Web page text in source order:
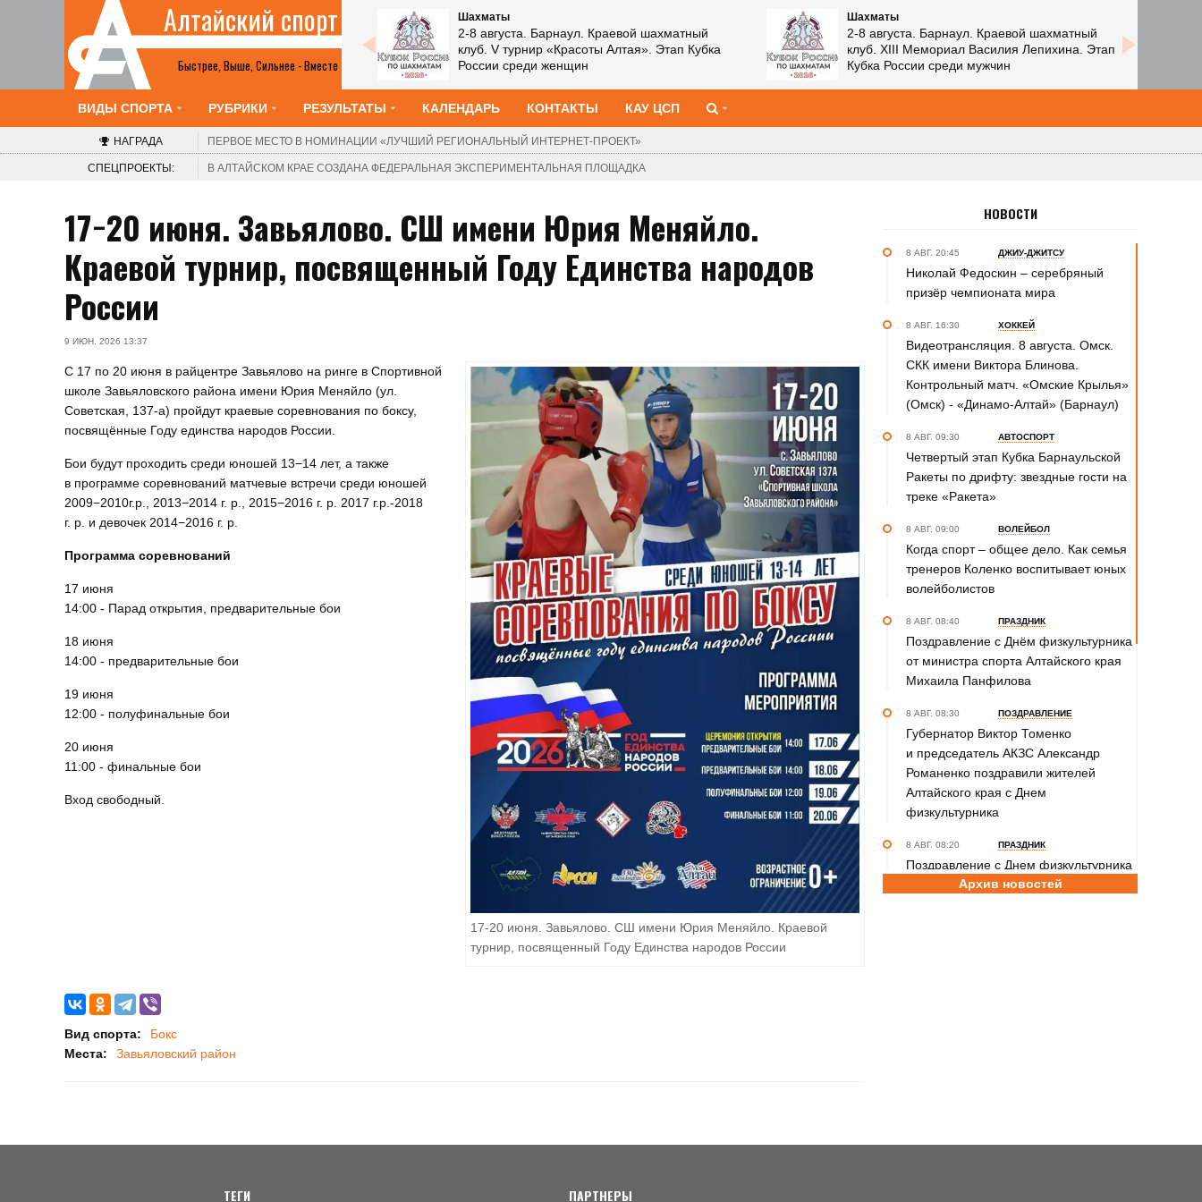
Быстрее, Выше, Сильнее - Вместе
Алтайский спорт
Все анонсы
Шахматы
2-8 августа. Барнаул. Краевой шахматный
клуб. V турнир «Красоты Алтая». Этап Кубка
России среди женщин
Шахматы
2-8 августа. Барнаул. Краевой шахматный
клуб. XIII Мемориал Василия Лепихина. Этап
Кубка России среди мужчин
ВИДЫ СПОРТА РУБРИКИ РЕЗУЛЬТАТЫ КАЛЕНДАРЬ КОНТАКТЫ КАУ ЦСП
НАГРАДА ПЕРВОЕ МЕСТО В НОМИНАЦИИ «ЛУЧШИЙ РЕГИОНАЛЬНЫЙ ИНТЕРНЕТ-ПРОЕКТ»
СПЕЦПРОЕКТЫ: В АЛТАЙСКОМ КРАЕ СОЗДАНА ФЕДЕРАЛЬНАЯ ЭКСПЕРИМЕНТАЛЬНАЯ ПЛОЩАДКА
17−20 июня. Завьялово. СШ имени Юрия Меняйло.
Краевой турнир, посвященный Году Единства народов
России
9 ИЮН. 2026 13:37
17-20 июня. Завьялово. СШ имени Юрия Меняйло. Краевой
турнир, посвященный Году Единства народов России
С 17 по 20 июня в райцентре Завьялово на ринге в Спортивной
школе Завьяловского района имени Юрия Меняйло (ул.
Советская, 137-а) пройдут краевые соревнования по боксу,
посвящённые Году единства народов России.
Бои будут проходить среди юношей 13−14 лет, а также
в программе соревнований матчевые встречи среди юношей
2009−2010г.р., 2013−2014 г. р., 2015−2016 г. р. 2017 г.р.-2018
г. р. и девочек 2014−2016 г. р.
Программа соревнований
17 июня
14:00 - Парад открытия, предварительные бои
18 июня
14:00 - предварительные бои
19 июня
12:00 - полуфинальные бои
20 июня
11:00 - финальные бои
Вход свободный.
Вид спорта:
Бокс
Места:
Завьяловский район
НОВОСТИ
8 АВГ. 20:45 ДЖИУ-ДЖИТСУ
Николай Федоскин – серебряный
призёр чемпионата мира
8 АВГ. 16:30 ХОККЕЙ
Видеотрансляция. 8 августа. Омск.
СКК имени Виктора Блинова.
Контрольный матч. «Омские Крылья»
(Омск) - «Динамо-Алтай» (Барнаул)
8 АВГ. 09:30 АВТОСПОРТ
Четвертый этап Кубка Барнаульской
Ракеты по дрифту: звездные гости на
треке «Ракета»
8 АВГ. 09:00 ВОЛЕЙБОЛ
Когда спорт – общее дело. Как семья
тренеров Коленко воспитывает юных
волейболистов
8 АВГ. 08:40 ПРАЗДНИК
Поздравление с Днём физкультурника
от министра спорта Алтайского края
Михаила Панфилова
8 АВГ. 08:30 ПОЗДРАВЛЕНИЕ
Губернатор Виктор Томенко
и председатель АКЗС Александр
Романенко поздравили жителей
Алтайского края с Днем
физкультурника
8 АВГ. 08:20 ПРАЗДНИК
Поздравление с Днем физкультурника
от министра спорта России Михаила
Архив новостей
ТЕГИ ПАРТНЕРЫ